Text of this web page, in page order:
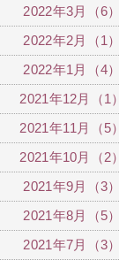
2022年3月（6）
2022年2月（1）
2022年1月（4）
2021年12月（1）
2021年11月（5）
2021年10月（2）
2021年9月（3）
2021年8月（5）
2021年7月（3）